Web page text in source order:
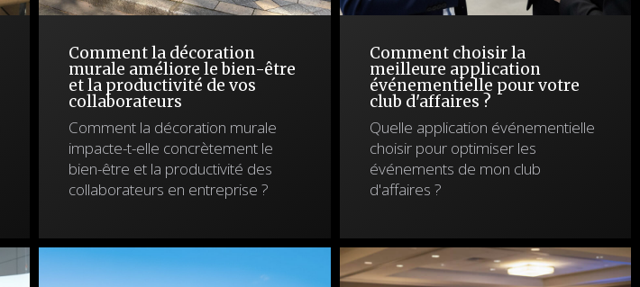
Comment la décoration
murale améliore le bien-être
et la productivité de vos
collaborateurs
Comment la décoration murale
impacte-t-elle concrètement le
bien-être et la productivité des
collaborateurs en entreprise ?
Comment choisir la
meilleure application
événementielle pour votre
club d'affaires ?
Quelle application événementielle
choisir pour optimiser les
événements de mon club
d'affaires ?